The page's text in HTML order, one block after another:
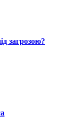
загрозою?